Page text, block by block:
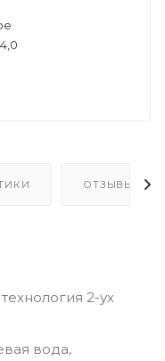
ОТЗЫВЫ
2-ух
вода,